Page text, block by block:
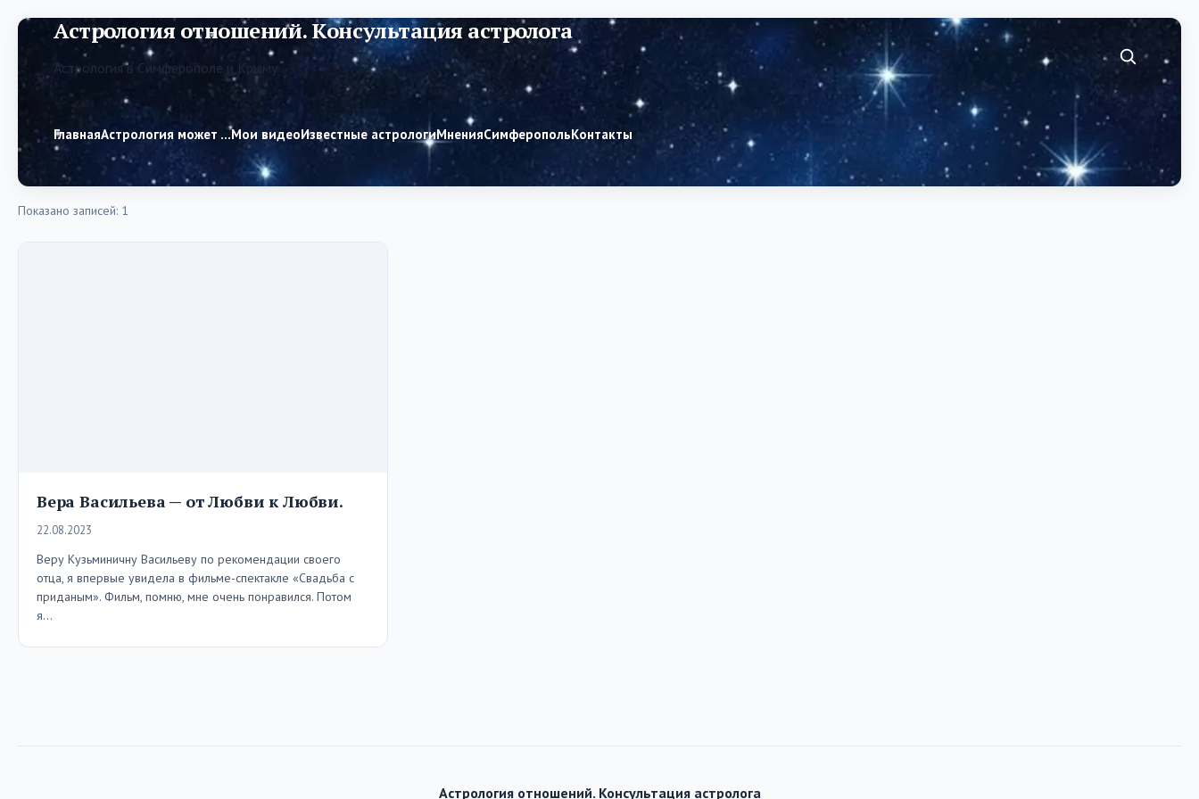
Астрология отношений. Консультация астролога
Астрология в Симферополе и Крыму
ГлавнаяАстрология может …Мои видеоИзвестные астрологиМненияСимферопольКонтакты
Показано записей: 1
Вера Васильева — от Любви к Любви.
22.08.2023
Веру Кузьминичну Васильеву по рекомендации своего
отца, я впервые увидела в фильме-спектакле «Свадьба с
приданым». Фильм, помню, мне очень понравился. Потом
я…
Астрология отношений. Консультация астролога